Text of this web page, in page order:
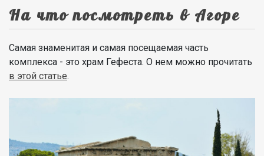
На что посмотреть в Агоре
Самая знаменитая и самая посещаемая часть
комплекса - это храм Гефеста. О нем можно прочитать
в этой статье.